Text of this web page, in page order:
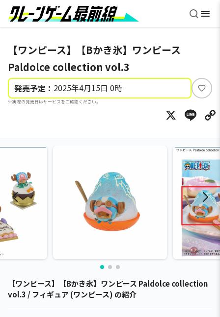
【ワンピース】【Bかき氷】ワンピース
Paldolce collection vol.3
発売予定： 2025年4月15日 0時
※実際の発売日はサービスをご確認ください。
い
ね
X
【ワンピース】【Bかき氷】ワンピース Paldolce collection
vol.3 / フィギュア (ワンピース) の紹介